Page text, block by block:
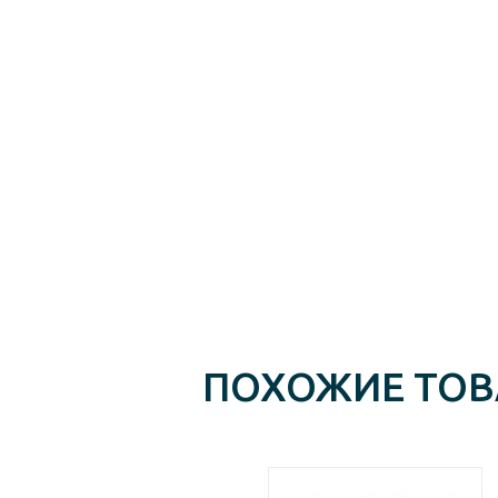
ПОХОЖИЕ